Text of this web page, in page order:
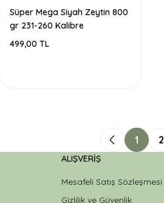
Süper Mega Siyah Zeytin 800
gr 231-260 Kalibre
499,00 TL
1 2
ALIŞVERIŞ
Mesafeli Satış Sözleşmesi
Gizlilik ve Güvenlik